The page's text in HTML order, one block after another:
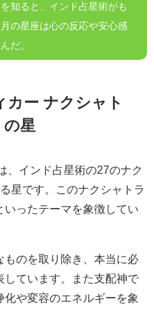
知ると、インド占星術がも
の星座は心の反応や安心感
だ。
カー ナクシャト
の星
、インド占星術の27のナク
星です。このナクシャトラ
ったテーマを象徴してい
ものを取り除き、本当に必
しています。また支配神で
や変容のエネルギーを象